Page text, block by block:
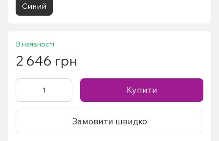
Синий
В наявності
2 646 грн
Купити
Замовити швидко